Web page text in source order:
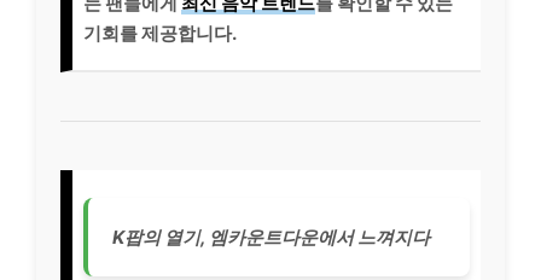
기회를 제공합니다.
K팝의 열기, 엠카운트다운에서 느껴지다